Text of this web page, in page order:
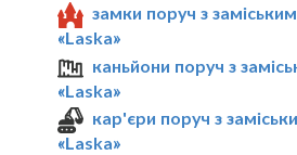
замки поруч з
«Laska»
каньйони поруч з
«Laska»
кар'єри поруч з
«Laska»